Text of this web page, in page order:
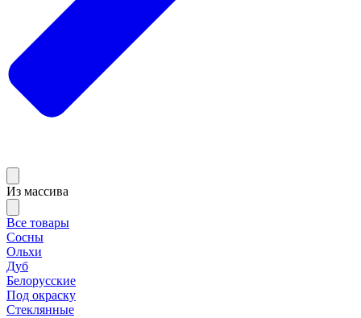
Из массива
Все товары
Сосны
Ольхи
Дуб
Белорусские
Под окраску
Стеклянные